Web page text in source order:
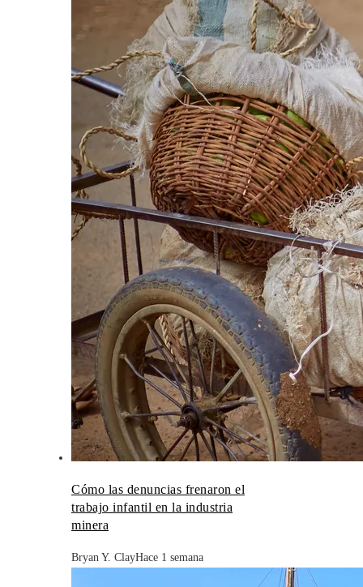
Cómo las denuncias frenaron el
trabajo infantil en la industria
minera
Bryan Y. ClayHace 1 semana